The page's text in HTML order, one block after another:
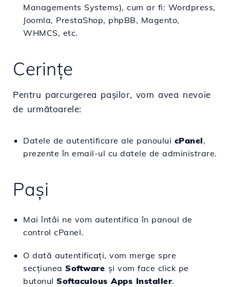
Managements Systems), cum ar fi: Wordpress,
Joomla, PrestaShop, phpBB, Magento,
WHMCS, etc.
Cerințe
Pentru parcurgerea pașilor, vom avea nevoie
de următoarele:
Datele de autentificare ale panoului cPanel,
prezente în email-ul cu datele de administrare.
Pași
Mai întâi ne vom autentifica în panoul de
control cPanel.
O dată autentificați, vom merge spre
secțiunea Software și vom face click pe
butonul Softaculous Apps Installer.